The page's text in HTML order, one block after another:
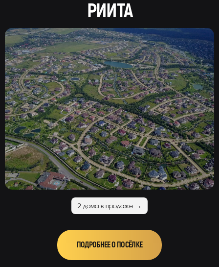
РИИТА
2 дома в продаже →
ПОДРОБНЕЕ О ПОСЁЛКЕ